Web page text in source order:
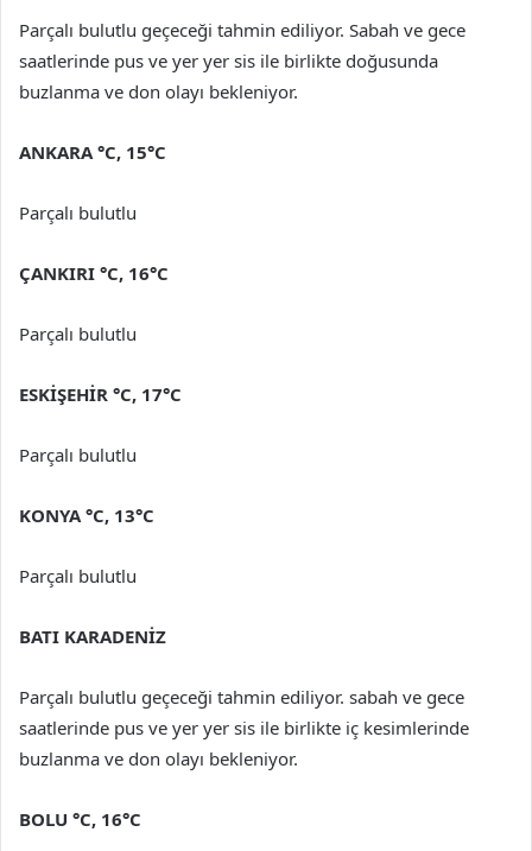
Parçalı bulutlu geçeceği tahmin ediliyor. Sabah ve gece
saatlerinde pus ve yer yer sis ile birlikte doğusunda
buzlanma ve don olayı bekleniyor.
ANKARA °C, 15°C
Parçalı bulutlu
ÇANKIRI °C, 16°C
Parçalı bulutlu
ESKİŞEHİR °C, 17°C
Parçalı bulutlu
KONYA °C, 13°C
Parçalı bulutlu
BATI KARADENİZ
Parçalı bulutlu geçeceği tahmin ediliyor. sabah ve gece
saatlerinde pus ve yer yer sis ile birlikte iç kesimlerinde
buzlanma ve don olayı bekleniyor.
BOLU °C, 16°C